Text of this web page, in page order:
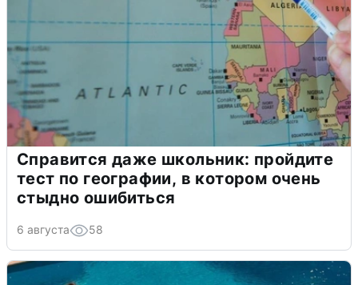
Справится даже школьник: пройдите
тест по географии, в котором очень
стыдно ошибиться
6 августа 58